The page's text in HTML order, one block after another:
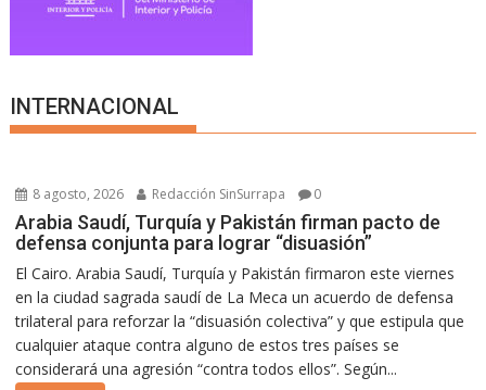
INTERNACIONAL
8 agosto, 2026 Redacción SinSurrapa 0
Arabia Saudí, Turquía y Pakistán firman pacto de
defensa conjunta para lograr “disuasión”
El Cairo. Arabia Saudí, Turquía y Pakistán firmaron este viernes
en la ciudad sagrada saudí de La Meca un acuerdo de defensa
trilateral para reforzar la “disuasión colectiva” y que estipula que
cualquier ataque contra alguno de estos tres países se
considerará una agresión “contra todos ellos”. Según...